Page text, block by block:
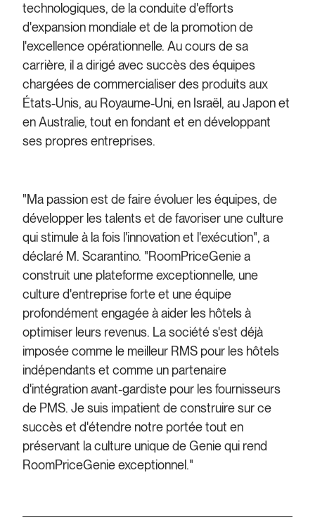
technologiques, de la conduite d'efforts
d'expansion mondiale et de la promotion de
l'excellence opérationnelle. Au cours de sa
carrière, il a dirigé avec succès des équipes
chargées de commercialiser des produits aux
États-Unis, au Royaume-Uni, en Israël, au Japon et
en Australie, tout en fondant et en développant
ses propres entreprises.
"Ma passion est de faire évoluer les équipes, de
développer les talents et de favoriser une culture
qui stimule à la fois l'innovation et l'exécution", a
déclaré M. Scarantino. "RoomPriceGenie a
construit une plateforme exceptionnelle, une
culture d'entreprise forte et une équipe
profondément engagée à aider les hôtels à
optimiser leurs revenus. La société s'est déjà
imposée comme le meilleur RMS pour les hôtels
indépendants et comme un partenaire
d'intégration avant-gardiste pour les fournisseurs
de PMS. Je suis impatient de construire sur ce
succès et d'étendre notre portée tout en
préservant la culture unique de Genie qui rend
RoomPriceGenie exceptionnel."